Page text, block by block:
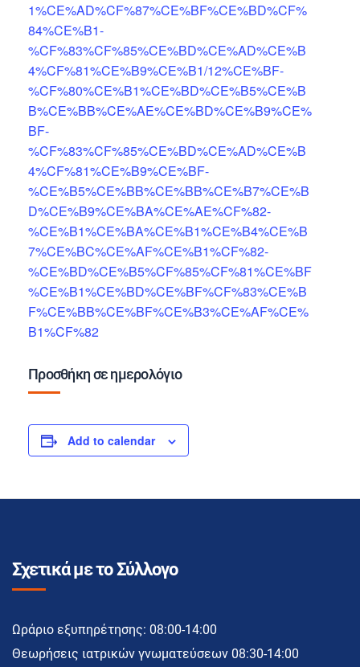
1%CE%AD%CF%87%CE%BF%CE%BD%CF%
84%CE%B1-
%CF%83%CF%85%CE%BD%CE%AD%CE%B
4%CF%81%CE%B9%CE%B1/12%CE%BF-
%CF%80%CE%B1%CE%BD%CE%B5%CE%B
B%CE%BB%CE%AE%CE%BD%CE%B9%CE%
BF-
%CF%83%CF%85%CE%BD%CE%AD%CE%B
4%CF%81%CE%B9%CE%BF-
%CE%B5%CE%BB%CE%BB%CE%B7%CE%B
D%CE%B9%CE%BA%CE%AE%CF%82-
%CE%B1%CE%BA%CE%B1%CE%B4%CE%B
7%CE%BC%CE%AF%CE%B1%CF%82-
%CE%BD%CE%B5%CF%85%CF%81%CE%BF
%CE%B1%CE%BD%CE%BF%CF%83%CE%B
F%CE%BB%CE%BF%CE%B3%CE%AF%CE%
B1%CF%82
Προσθήκη σε ημερολόγιο
Add to calendar
Σχετικά με το Σύλλογο
Ωράριο εξυπηρέτησης: 08:00-14:00
Θεωρήσεις ιατρικών γνωματεύσεων 08:30-14:00